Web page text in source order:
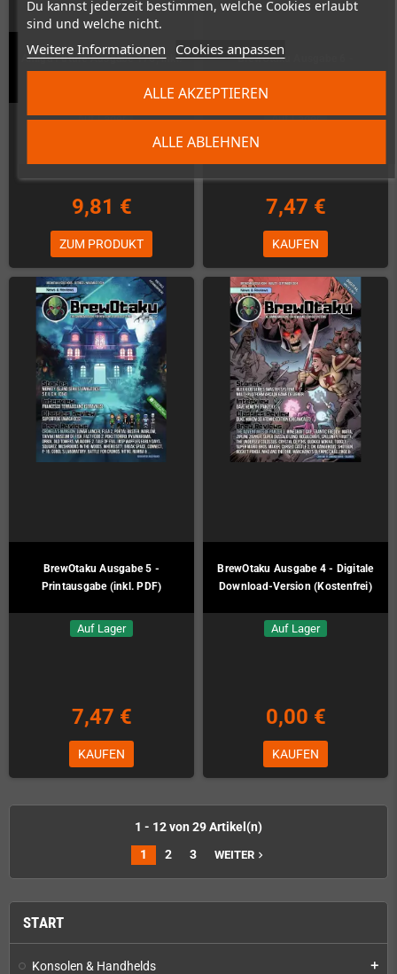
Du kannst jederzeit bestimmen, welche Cookies erlaubt
sind und welche nicht.
Weitere Informationen Cookies anpassen
ALLE ABLEHNEN
ALLE AKZEPTIEREN
START
Konsolen & Handhelds add
Amiga Future Ausgabe 176, inkl.
Auf Lager
9,81 €
ZUM PRODUKT
BrewOtaku Ausgabe 6 -
Auf Lager
7,47 €
KAUFEN
BrewOtaku Ausgabe 5 -
Printausgabe (inkl. PDF)
Auf Lager
7,47 €
KAUFEN
BrewOtaku Ausgabe 4 - Digitale
Download-Version (Kostenfrei)
Auf Lager
0,00 €
KAUFEN
1 - 12 von 29 Artikel(n)
1
2 3 WEITERnavigate_next